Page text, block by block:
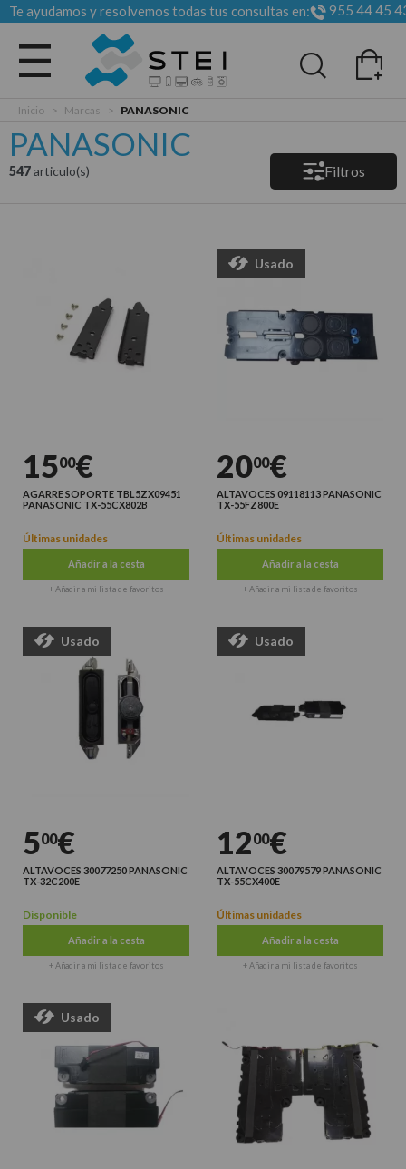
Te ayudamos y resolvemos todas tus consultas en: 955 44 45
Todas las categorias
Inicio > Marcas > PANASONIC
PANASONIC
547articulo(s) Filtros
1500€
AGARRE SOPORTE TBL5ZX09451
PANASONIC TX-55CX802B
Últimas unidades
Añadir a la cesta
+ Añadir a mi lista de favoritos
Usado
2000€
ALTAVOCES 09118113 PANASONIC
TX-55FZ800E
Últimas unidades
Añadir a la cesta
+ Añadir a mi lista de favoritos
Usado
500€
ALTAVOCES 30077250 PANASONIC
TX-32C200E
Disponible
Añadir a la cesta
+ Añadir a mi lista de favoritos
Usado
1200€
ALTAVOCES 30079579 PANASONIC
TX-55CX400E
Últimas unidades
Añadir a la cesta
+ Añadir a mi lista de favoritos
Usado